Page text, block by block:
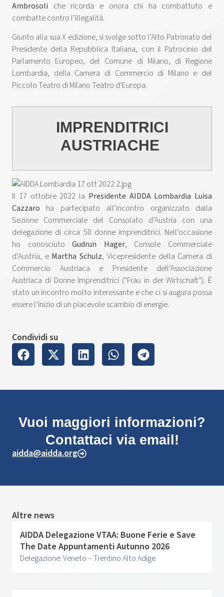
Ambrosoli che ricorda e onora chi ha combattuto e
combatte contro l’illegalità.
Giunto alla sua X edizione, si svolge sotto l’Alto Patronato del
Presidente della Repubblica Italiana, con il Patrocinio del
Parlamento Europeo, del Comune di Milano, di Regione
Lombardia, della Camera di Commercio di Milano e del
Piccolo Teatro di Milano Teatro d’Europa.
IMPRENDITRICI
AUSTRIACHE
Il 17 ottobre 2022 la Presidente AIDDA Lombardia Luisa
Cazzaro ha partecipato all’incontro organizzato dalla
Sezione Commerciale del Consolato d’Austria con una
delegazione di circa 50 donne imprenditrici. Nell’occasione
ho conosciutoGudrun Hager, Console Commerciale
d’Austria, e Martha Schulz, Vicepresidente della Camera di
Commercio Austriaca e Presidente dell’Associazione
Austriaca di Donne Imprenditrici (“Frau in der Wirtschaft”). È
stato un incontro molto interessante e che ci si augura possa
essere l’inizio di un piacevole scambio di energie.
Condividi su
Vuoi maggiori informazioni?
Contattaci via email!
aidda@aidda.org
Altre news
AIDDA Delegazione VTAA: Buone Ferie e Save
The Date Appuntamenti Autunno 2026
Delegazione: Veneto – Trentino Alto Adige